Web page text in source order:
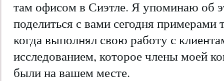
там офисом в Сиэтле. Я упоминаю об
поделиться с вами сегодня примерами
когда выполнял свою работу с
исследованием, которое члены моей
были на вашем месте.